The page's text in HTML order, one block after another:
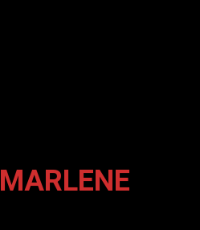
MARLENE